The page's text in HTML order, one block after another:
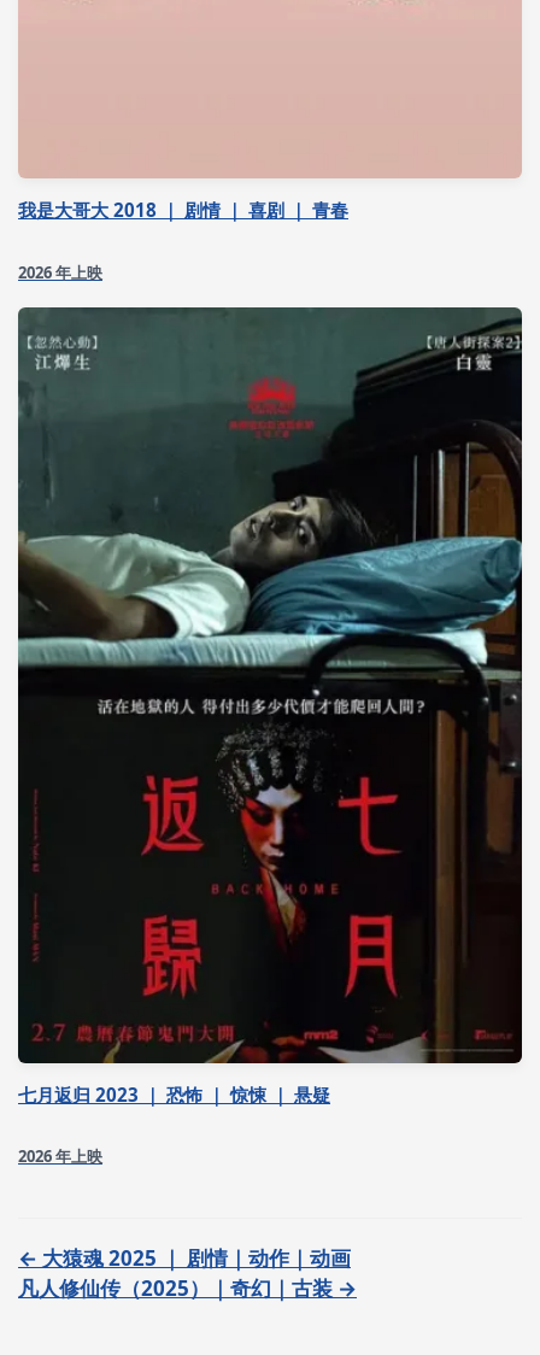
我是大哥大 2018 ｜ 剧情 ｜ 喜剧 ｜ 青春
2026 年上映
七月返归 2023 ｜ 恐怖 ｜ 惊悚 ｜ 悬疑
2026 年上映
← 大猿魂 2025 ｜ 剧情｜动作｜动画
凡人修仙传（2025）｜奇幻｜古装 →